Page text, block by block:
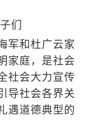
们
和杜广云家
家庭，是社会
社会大力宣传
导社会各界关
遇道德典型的